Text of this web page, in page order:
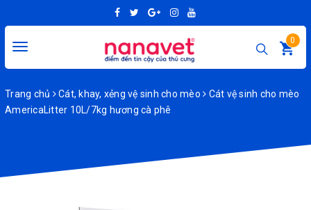
Toggle
0
Trang chủ Cát, khay, xẻng vệ sinh cho mèo
Cát vệ sinh cho mèo
AmericaLitter 10L/7kg hương cà phê